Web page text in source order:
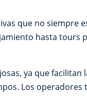
que no siempre
hasta tours
ya que facilitan
Los